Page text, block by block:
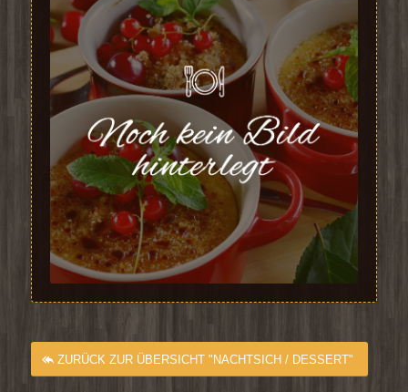
ZURÜCK ZUR ÜBERSICHT "NACHTSICH / DESSERT"